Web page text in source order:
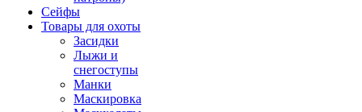
Сейфы
Товары для охоты
Засидки
Лыжи и
снегоступы
Манки
Маскировка